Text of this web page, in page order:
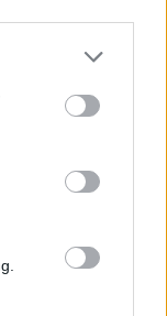
τουρίστες